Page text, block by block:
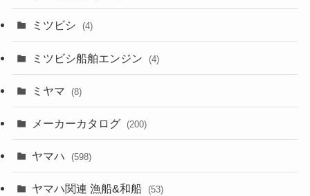
ミツビシ (4)
ミツビシ船舶エンジン (4)
ミヤマ (8)
メーカーカタログ (200)
ヤマハ (598)
ヤマハ関連 漁船&和船 (53)